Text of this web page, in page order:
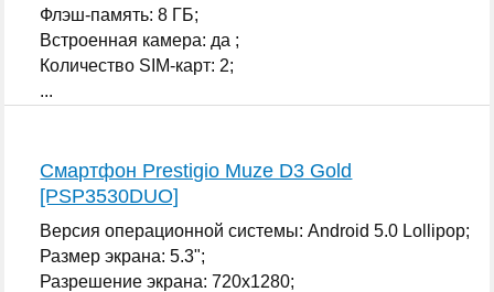
Флэш-память: 8 ГБ;
Встроенная камера: да ;
Количество SIM-карт: 2;
...
Смартфон Prestigio Muze D3 Gold
[PSP3530DUO]
Версия операционной системы: Android 5.0 Lollipop;
Размер экрана: 5.3";
Разрешение экрана: 720x1280;